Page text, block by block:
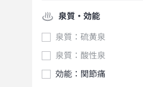
泉質・効能
泉質：硫黄泉
泉質：酸性泉
効能：関節痛